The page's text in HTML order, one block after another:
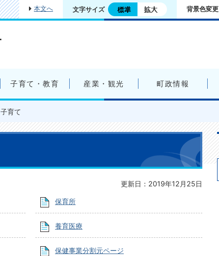
本文へ 文字サイズ 背景色変更
子育て・教育 産業・観光 町政情報
子育て
更新日：2019年12月25日
保育所
養育医療
保健事業分割元ページ